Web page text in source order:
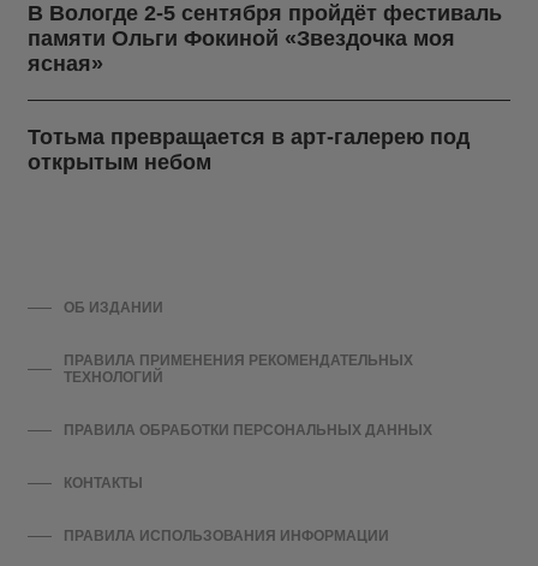
В Вологде 2-5 сентября пройдёт фестиваль
памяти Ольги Фокиной «Звездочка моя
ясная»
Тотьма превращается в арт-галерею под
открытым небом
ОБ ИЗДАНИИ
ПРАВИЛА ПРИМЕНЕНИЯ РЕКОМЕНДАТЕЛЬНЫХ
ТЕХНОЛОГИЙ
ПРАВИЛА ОБРАБОТКИ ПЕРСОНАЛЬНЫХ ДАННЫХ
КОНТАКТЫ
ПРАВИЛА ИСПОЛЬЗОВАНИЯ ИНФОРМАЦИИ